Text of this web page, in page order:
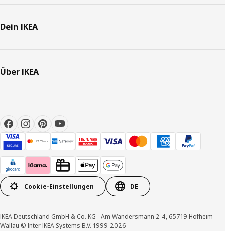
Dein IKEA
Über IKEA
Cookie-Einstellungen DE
IKEA Deutschland GmbH & Co. KG - Am Wandersmann 2-4, 65719 Hofheim-
Wallau © Inter IKEA Systems B.V. 1999-2026